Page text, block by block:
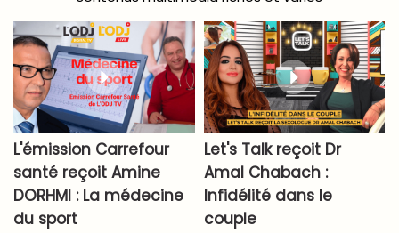
L'émission Carrefour
santé reçoit Amine
DORHMI : La médecine
du sport
Let's Talk reçoit Dr
Amal Chabach :
Infidélité dans le
couple